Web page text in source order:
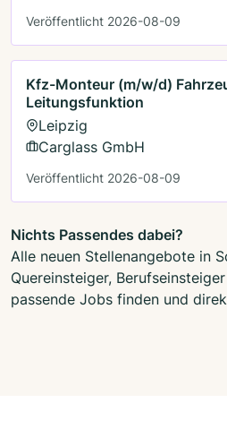
Veröffentlicht 2026-08-09
Kfz-Monteur (m/w/d)
Leitungsfunktion
Leipzig
Carglass GmbH
Veröffentlicht 2026-08-09
Nichts Passendes dabei?
Alle neuen Stellenangebote in
Quereinsteiger,
passende Jobs finden und